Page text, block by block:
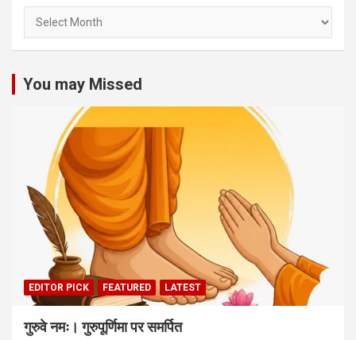
You may Missed
EDITOR PICK FEATURED LATEST
गुरुवे नमः। गुरुपूर्णिमा पर समर्पित